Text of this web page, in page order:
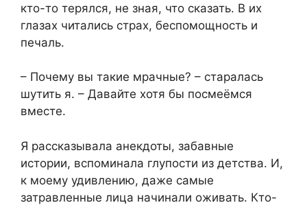
кто-то терялся, не зная, что сказать. В их
глазах читались страх, беспомощность и
печаль.
– Почему вы такие мрачные? – старалась
шутить я. – Давайте хотя бы посмеёмся
вместе.
Я рассказывала анекдоты, забавные
истории, вспоминала глупости из детства. И,
к моему удивлению, даже самые
затравленные лица начинали оживать. Кто-